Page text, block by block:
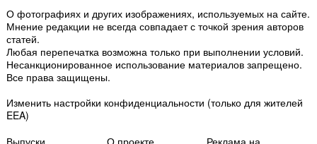
О фотографиях и других изображениях, используемых на сайте.
Мнение редакции не всегда совпадает с точкой зрения авторов
статей.
Любая перепечатка возможна только при выполнении условий.
Несанкционированное использование материалов запрещено.
Все права защищены.
Изменить настройки конфиденциальности (только для жителей
EEA)